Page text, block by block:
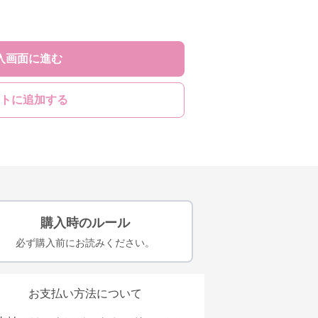
画面に進む
に追加する
購入時のルール
必ず購入前にお読みください。
お支払い方法について